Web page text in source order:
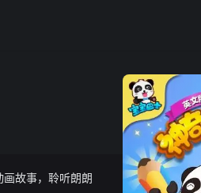
暂无观看
故事，聆听朗朗